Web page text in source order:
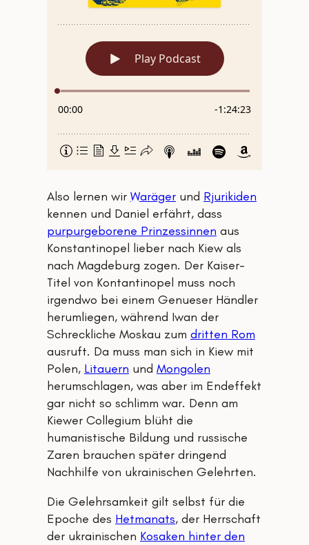
Also lernen wir Waräger und Rjurikiden
kennen und Daniel erfährt, dass
purpurgeborene Prinzessinnen aus
Konstantinopel lieber nach Kiew als
nach Magdeburg zogen. Der Kaiser-
Titel von Kontantinopel muss noch
irgendwo bei einem Genueser Händler
herumliegen, während Iwan der
Schreckliche Moskau zum dritten Rom
ausruft. Da muss man sich in Kiew mit
Polen, Litauern und Mongolen
herumschlagen, was aber im Endeffekt
gar nicht so schlimm war. Denn am
Kiewer Collegium blüht die
humanistische Bildung und russische
Zaren brauchen später dringend
Nachhilfe von ukrainischen Gelehrten.
Die Gelehrsamkeit gilt selbst für die
Epoche des Hetmanats, der Herrschaft
der ukrainischen Kosaken hinter den